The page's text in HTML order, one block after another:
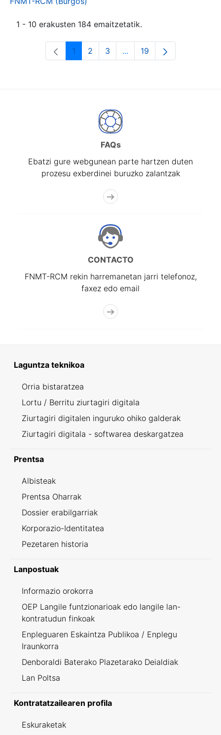
1 - 10 erakusten 184 emaitzetatik.
Orrialdea
1 Orrialdea
2 Orrialdea
3 ...Intermediate Pages Use
Orrialdea
19
FAQs
Ebatzi gure webgunean parte hartzen duten
prozesu exberdinei buruzko zalantzak
CONTACTO
FNMT-RCM rekin harremanetan jarri telefonoz,
faxez edo email
Laguntza teknikoa
Orria bistaratzea
Lortu / Berritu ziurtagiri digitala
Ziurtagiri digitalen inguruko ohiko galderak
Ziurtagiri digitala - softwarea deskargatzea
Prentsa
Albisteak
Prentsa Oharrak
Dossier erabilgarriak
Korporazio-Identitatea
Pezetaren historia
Lanpostuak
Informazio orokorra
OEP Langile funtzionarioak edo langile lan-
kontratudun finkoak
Enpleguaren Eskaintza Publikoa / Enplegu
Iraunkorra
Denboraldi Baterako Plazetarako Deialdiak
Lan Poltsa
Kontratatzailearen profila
Eskuraketak